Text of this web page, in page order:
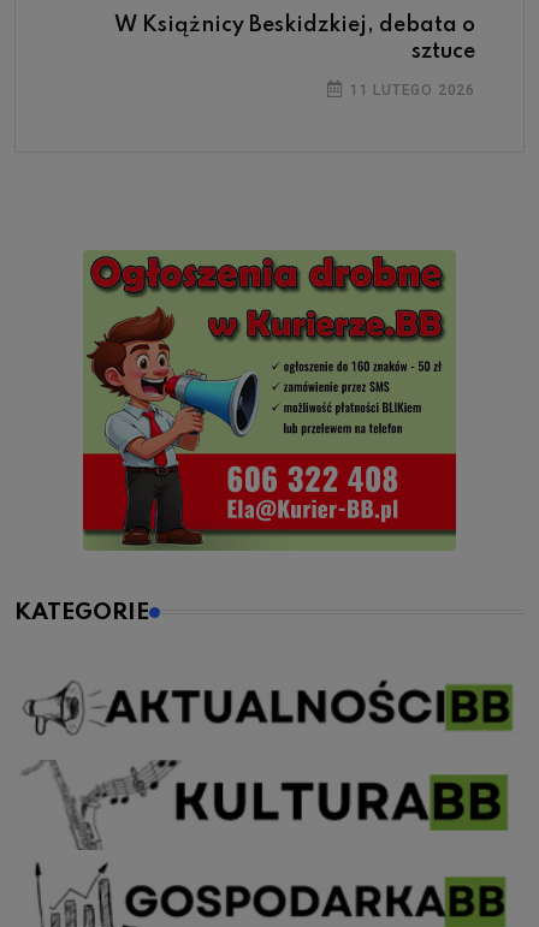
W Książnicy Beskidzkiej, debata o
sztuce
11 LUTEGO 2026
KATEGORIE